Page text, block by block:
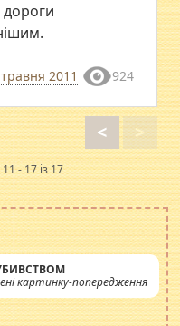
2011 924
< >
- 17 із 17
картинку-попередження